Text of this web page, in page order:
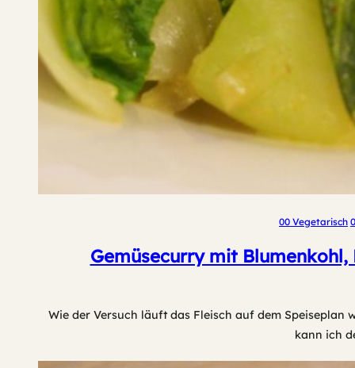
00 Vegetarisch
Gemüsecurry mit
Wie der Versuch läuft das Fleisch auf dem Speiseplan
kann ich